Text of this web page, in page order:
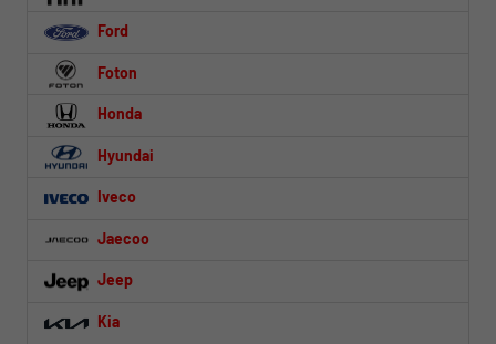
Ford
Foton
Honda
Hyundai
Iveco
Jaecoo
Jeep
Kia